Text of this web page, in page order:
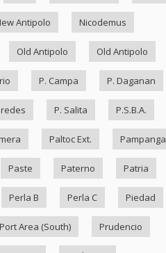
Antipolo Nicodemus
Old Antipolo Old Antipolo
P. Campa P. Daganan
P. Salita P.S.B.A.
Paltoc Ext. Pampanga
Paste Paterno Patria
Perla B Perla C Piedad
Port Area (South) Prudencio